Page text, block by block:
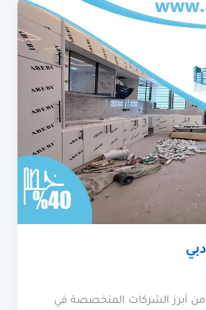
من أبرز الشركات المتخصصة في